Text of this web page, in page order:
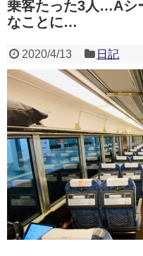
乗客たった3人…Aシ
なことに…
2020/4/13 日記